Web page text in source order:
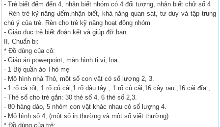
- Trẻ biết đếm đến 4, nhận biết nhóm có 4 đối tượng, nhận biết chữ số 4
- Rèn trẻ kỹ năng đếm,nhận biết, khả năng quan sát, tư duy và tập trung
chú ý của trẻ. Rèn cho trẻ kỹ năng hoạt động nhóm
- Giáo dục trẻ biết đoàn kết và giúp đỡ bạn.
II. Chuẩn bị:
* Đồ dùng của cô:
- Giáo án powerpoint, màn hình ti vi, loa.
- 1 Bộ quần áo Thỏ mẹ
- Mô hình nhà Thỏ, một số con vật có số lượng 2, 3.
- 1 rổ cà rốt, 1 rổ củ cải,1 rổ dâu tây , 1 rổ củ cải,16 cây rau ,16 cái đĩa ,
- Thẻ số cho trẻ gắn: 30 thẻ số 4, 6 thẻ số 2,3.
- 80 hàng dào, 5 nhóm con vật khác nhau có số lượng 4.
- Mô hình số 4, (một số in thường và một số viết thường)
* Đồ dùng của trẻ: